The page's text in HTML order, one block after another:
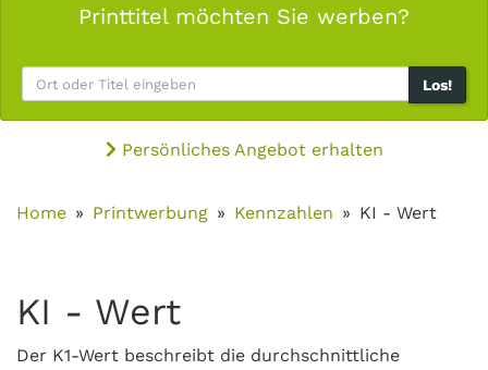
Printtitel möchten Sie werben?
Los!
Persönliches Angebot erhalten
Home Printwerbung Kennzahlen KI - Wert
KI - Wert
Der K1-Wert beschreibt die durchschnittliche